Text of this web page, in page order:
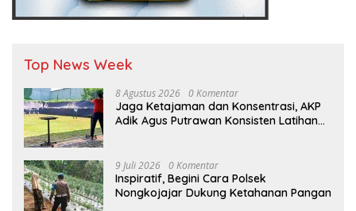
Top News Week
8 Agustus 2026 0 Komentar
Jaga Ketajaman dan Konsentrasi, AKP
Adik Agus Putrawan Konsisten Latihan
9 Juli 2026 0 Komentar
Inspiratif, Begini Cara Polsek
Nongkojajar Dukung Ketahanan Pangan